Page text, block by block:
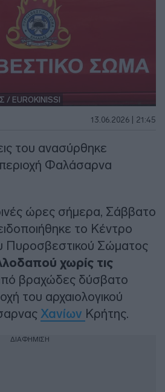
EUROKINISSI
13.06.2026 | 21:45
του ανασύρθηκε
Φαλάσαρνα
ώρες σήμερα, Σάββατο
το Κέντρο
Πυροσβεστικού Σώματος
χωρίς τις
βραχώδες δύσβατο
του αρχαιολογικού
Χανίων Κρήτης.
ΔΙΑΦΗΜΙΣΗ